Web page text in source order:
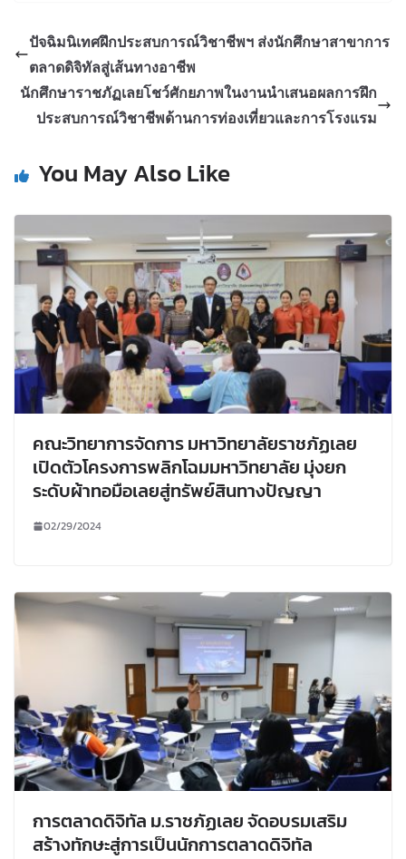
ปัจฉิมนิเทศฝึกประสบการณ์วิชาชีพฯ ส่งนักศึกษาสาขาการ
ตลาดดิจิทัลสู่เส้นทางอาชีพ
นักศึกษาราชภัฏเลยโชว์ศักยภาพในงานนำเสนอผลการฝึก
ประสบการณ์วิชาชีพด้านการท่องเที่ยวและการโรงแรม
You May Also Like
คณะวิทยาการจัดการ มหาวิทยาลัยราชภัฏเลย
เปิดตัวโครงการพลิกโฉมมหาวิทยาลัย มุ่งยก
ระดับผ้าทอมือเลยสู่ทรัพย์สินทางปัญญา
02/29/2024
การตลาดดิจิทัล ม.ราชภัฏเลย จัดอบรมเสริม
สร้างทักษะสู่การเป็นนักการตลาดดิจิทัล